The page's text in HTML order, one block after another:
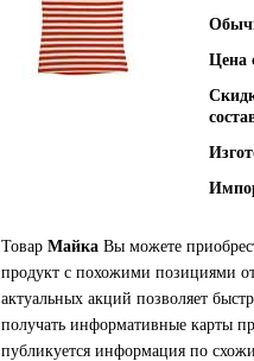
Цена
Товар Майка Вы можете
продукт с похожими позициями
актуальных акций позволяет
получать информативные карты
публикуется информация по